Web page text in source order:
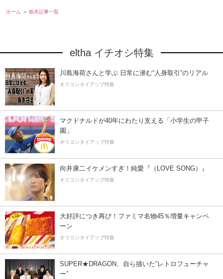
ホーム 栃木記事一覧
eltha イチオシ特集
川島海荷さんと学ぶ 日常に潜む“人身取引”のリアル
オリコンタイアップ特集
マクドナルドが40年にわたり支える「小学生の甲子
園」
オリコンタイアップ特集
向井康二イケメンすぎ！純愛『（LOVE SONG）』
オリコンタイアップ特集
大好評につき再び！ファミマ名物45％増量キャンペ
ーン
オリコンタイアップ特集
SUPER★DRAGON、自ら描いた”レトロフューチャ
ー”